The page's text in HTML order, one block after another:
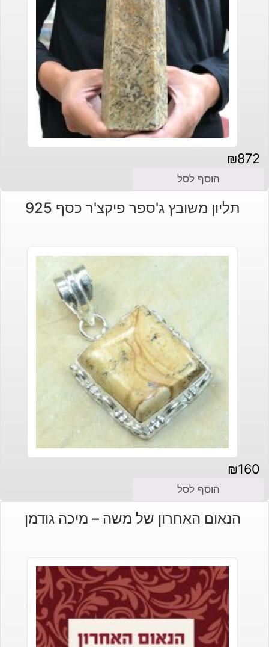
₪872
הוסף לסל
תליון משובץ ג'ספר פיקצ'ר כסף 925
₪160
הוסף לסל
הנאום האחרון של משה – מיכה גודמן